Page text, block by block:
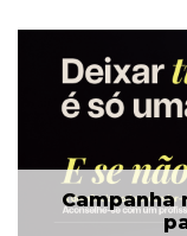
Campanha